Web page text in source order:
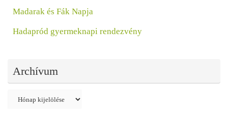
Madarak és Fák Napja
Hadapród gyermeknapi rendezvény
Archívum
Archívum